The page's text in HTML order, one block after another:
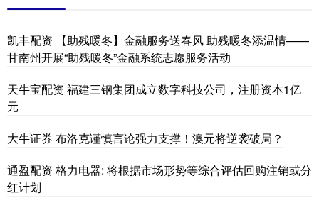
凯丰配资 【助残暖冬】金融服务送春风 助残暖冬添温情——
甘南州开展“助残暖冬”金融系统志愿服务活动
天牛宝配资 福建三钢集团成立数字科技公司，注册资本1亿
元
大牛证券 布洛克谨慎言论强力支撑！澳元将逆袭破局？
通盈配资 格力电器: 将根据市场形势等综合评估回购注销或分
红计划